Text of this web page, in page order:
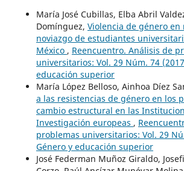
María José Cubillas, Elba Abril
Domínguez, Violencia de género en
noviazgo de estudiantes
México , Reencuentro. Análisis de
universitarios: Vol. 29 Núm. 74
educación superior
María López Belloso, Ainhoa Díez
a las resistencias de género en los
cambio estructural en las
Investigación europeas ,
problemas universitarios: Vol. 29
Género y educación superior
José Federman Muñoz Giraldo,